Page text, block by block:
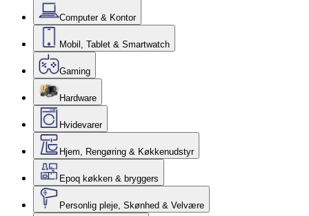
Computer & Kontor
Mobil, Tablet & Smartwatch
Gaming
Hardware
Hvidevarer
Hjem, Rengøring & Køkkenudstyr
Epoq køkken & bryggers
Personlig pleje, Skønhed & Velvære